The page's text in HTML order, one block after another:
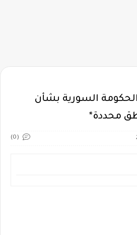
السورية بشأن
محددة*
(0)